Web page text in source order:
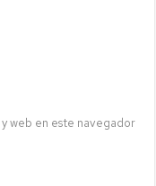
web en este navegador